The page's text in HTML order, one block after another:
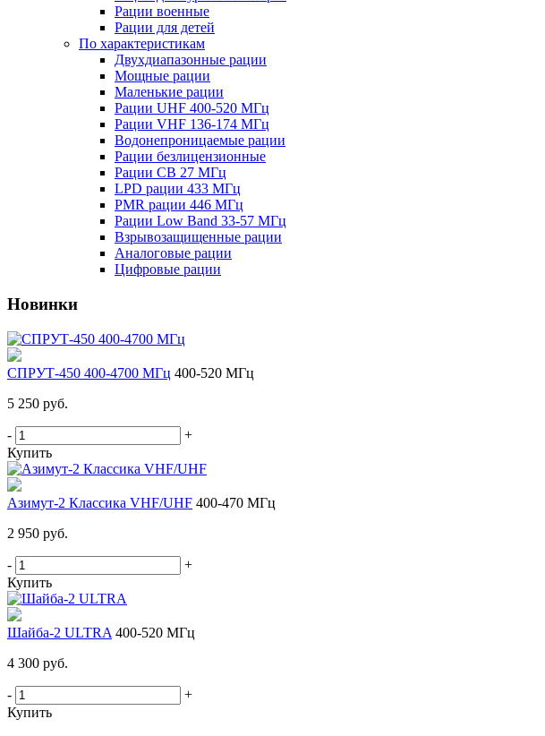
Рации военные
Рации для детей
По характеристикам
Двухдиапазонные рации
Мощные рации
Маленькие рации
Рации UHF 400-520 МГц
Рации VHF 136-174 МГц
Водонепроницаемые рации
Рации безлицензионные
Рации CB 27 МГц
LPD рации 433 МГц
PMR рации 446 МГц
Рации Low Band 33-57 МГц
Взрывозащищенные рации
Аналоговые рации
Цифровые рации
Новинки
СПРУТ-450 400-4700 МГц 400-520 МГц
5 250 руб.
-
+
Купить
Азимут-2 Классика VHF/UHF 400-470 МГц
2 950 руб.
-
+
Купить
Шайба-2 ULTRA 400-520 МГц
4 300 руб.
-
+
Купить